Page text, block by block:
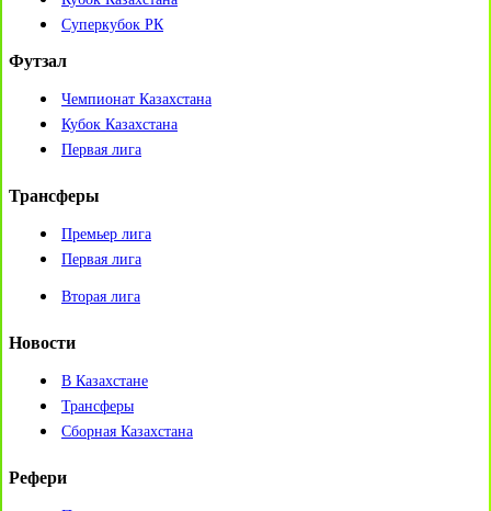
Суперкубок РК
Футзал
Чемпионат Казахстана
Кубок Казахстана
Первая лига
Трансферы
Премьер лига
Первая лига
Вторая лига
Новости
В Казахстане
Трансферы
Сборная Казахстана
Рефери